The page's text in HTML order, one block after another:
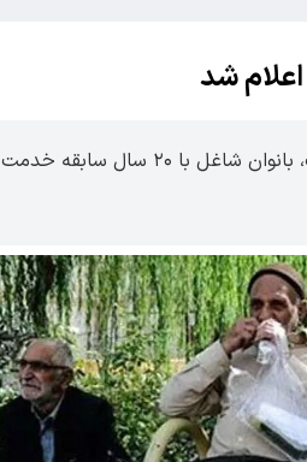
شد
اقتصادایرانی: بر پایه مصوبات جدید قانون جوانی جمعیت، بانوان شاغل با ۲۰ سال سابقه خدمت